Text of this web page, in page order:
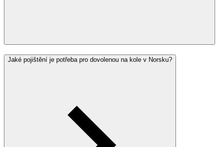
Jaké pojištění je potřeba pro dovolenou na kole v Norsku?